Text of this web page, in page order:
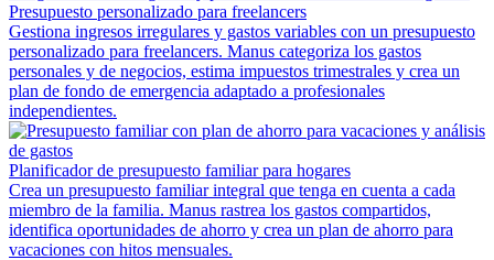
Presupuesto personalizado para freelancers
Gestiona ingresos irregulares y gastos variables con un presupuesto
personalizado para freelancers. Manus categoriza los gastos
personales y de negocios, estima impuestos trimestrales y crea un
plan de fondo de emergencia adaptado a profesionales
independientes.
Planificador de presupuesto familiar para hogares
Crea un presupuesto familiar integral que tenga en cuenta a cada
miembro de la familia. Manus rastrea los gastos compartidos,
identifica oportunidades de ahorro y crea un plan de ahorro para
vacaciones con hitos mensuales.